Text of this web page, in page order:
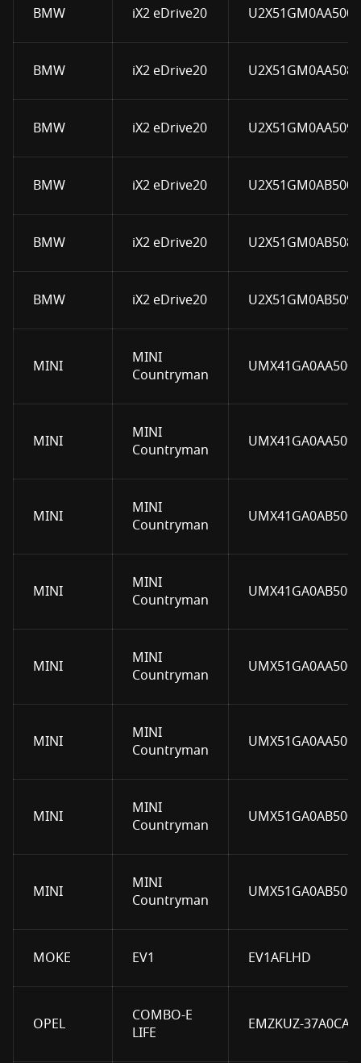
BMW iX2 eDrive20
BMW iX2 eDrive20
BMW iX2 eDrive20
BMW iX2 eDrive20
BMW iX2 eDrive20
BMW iX2 eDrive20
MINI
MINI
Countryman
MINI
MINI
Countryman
MINI
MINI
Countryman
MINI
MINI
Countryman
MINI
MINI
Countryman
MINI
MINI
Countryman
MINI
MINI
Countryman
MINI
MINI
Countryman
MOKE EV1 EV1AFLHD
OPEL
COMBO-E
LIFE
EMZKUZ-37A0CA